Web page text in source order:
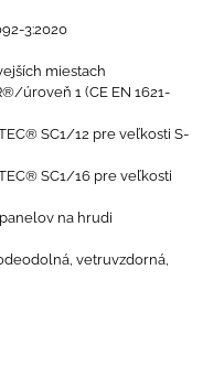
3:2020
miestach
úroveň 1 (CE EN 1621-
SC1/12 pre veľkosti S-
SC1/16 pre veľkosti
na hrudi
vetruvzdorná,